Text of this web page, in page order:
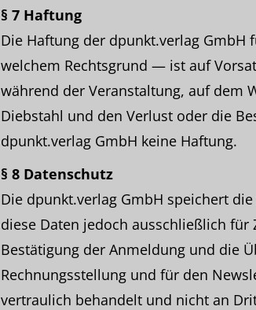
§ 7 Haftung
Die Haftung der dpunkt.verlag
welchem Rechtsgrund — ist auf
während der Veranstaltung, auf dem
Diebstahl und den Verlust oder die
dpunkt.verlag GmbH keine Haftung.
§ 8 Datenschutz
Die dpunkt.verlag GmbH speichert
diese Daten jedoch ausschließlich für
Bestätigung der Anmeldung und die
Rechnungsstellung und für den
vertraulich behandelt und nicht an